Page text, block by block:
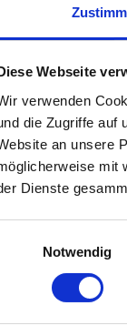
Webseite
verwenden
die Zugriffe auf
an unsere
mit
Dienste
Notwendig